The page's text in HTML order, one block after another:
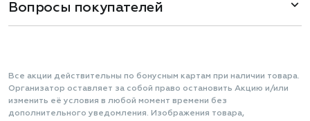
Вопросы покупателей
Все акции действительны по бонусным картам при наличии товара.
Организатор оставляет за собой право остановить Акцию и/или
изменить её условия в любой момент времени без
дополнительного уведомления. Изображения товара,